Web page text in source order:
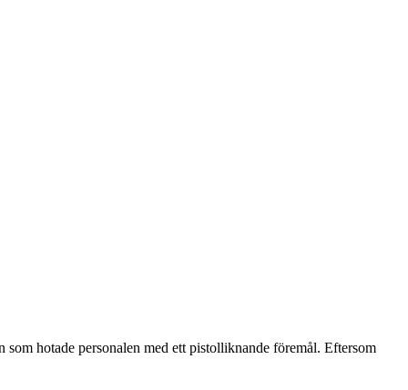
hotade personalen med ett pistolliknande föremål. Eftersom